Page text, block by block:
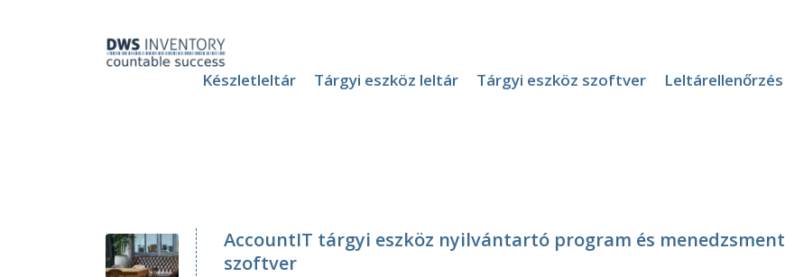
Készletleltár Tárgyi eszköz leltár Tárgyi eszköz szoftver Leltárellenőrzés
AccountIT tárgyi eszköz nyilvántartó program és menedzsment
szoftver